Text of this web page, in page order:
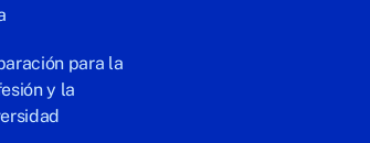
para la
y la